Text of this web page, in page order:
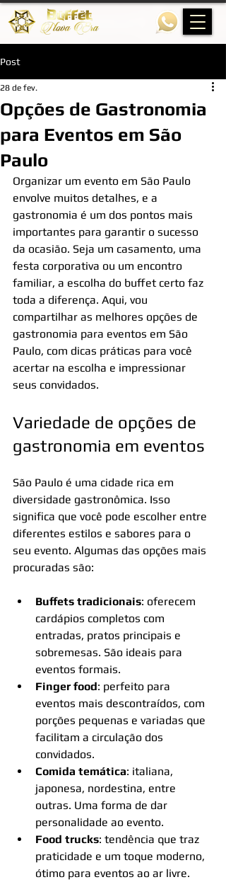
Post
Opções de Gastronomia
para Eventos em São
Paulo
28 de fev.
Organizar um evento em São Paulo
envolve muitos detalhes, e a
gastronomia é um dos pontos mais
importantes para garantir o sucesso
da ocasião. Seja um casamento, uma
festa corporativa ou um encontro
familiar, a escolha do buffet certo faz
toda a diferença. Aqui, vou
compartilhar as melhores opções de
gastronomia para eventos em São
Paulo, com dicas práticas para você
acertar na escolha e impressionar
seus convidados.
Variedade de opções de
gastronomia em eventos
São Paulo é uma cidade rica em
diversidade gastronômica. Isso
significa que você pode escolher entre
diferentes estilos e sabores para o
seu evento. Algumas das opções mais
procuradas são:
Buffets tradicionais: oferecem
cardápios completos com
entradas, pratos principais e
sobremesas. São ideais para
eventos formais.
Finger food: perfeito para
eventos mais descontraídos, com
porções pequenas e variadas que
facilitam a circulação dos
convidados.
Comida temática: italiana,
japonesa, nordestina, entre
outras. Uma forma de dar
personalidade ao evento.
Food trucks: tendência que traz
praticidade e um toque moderno,
ótimo para eventos ao ar livre.